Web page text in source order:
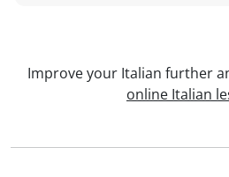
Improve your Italian further
online Italian